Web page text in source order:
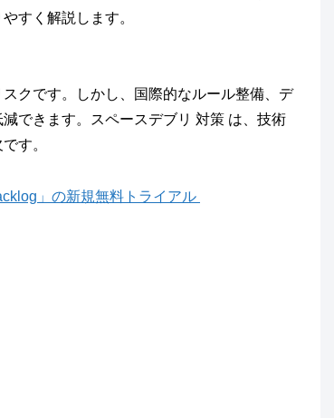
すく解説します。
クです。しかし、国際的なルール整備、デ
できます。スペースデブリ 対策 は、技術
す。
」の新規無料トライアル